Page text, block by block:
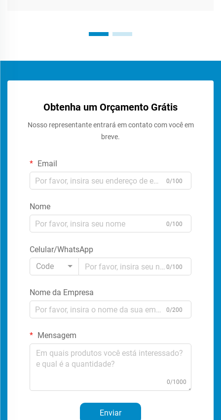
Obtenha um Orçamento Grátis
Nosso representante entrará em contato com você em
breve.
Email
0/100
Nome
0/100
Celular/WhatsApp
Code
0/100
Nome da Empresa
0/200
Mensagem
0/1000
Enviar